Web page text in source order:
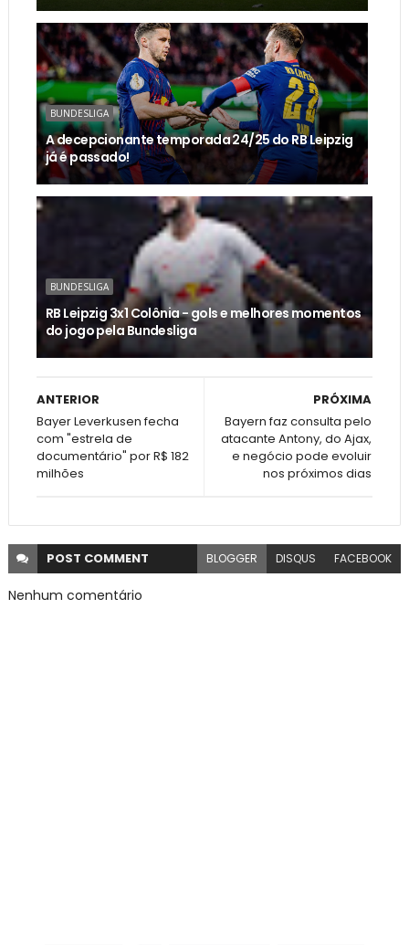
BUNDESLIGA
A decepcionante temporada 24/25 do RB Leipzig
já é passado!
BUNDESLIGA
RB Leipzig 3x1 Colônia - gols e melhores momentos
do jogo pela Bundesliga
PRÓXIMA
Bayern faz consulta pelo
atacante Antony, do Ajax,
e negócio pode evoluir
nos próximos dias
ANTERIOR
Bayer Leverkusen fecha
com "estrela de
documentário" por R$ 182
milhões
POST COMMENT BLOGGER DISQUS FACEBOOK
Nenhum comentário